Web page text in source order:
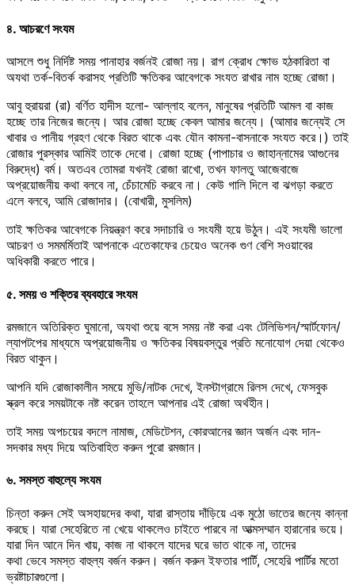
৪. আচরণে সংযম
আসলে শুধু নির্দিষ্ট সময় পানাহার বর্জনই রোজা নয়। রাগ ক্রোধ ক্ষোভ হঠকারিতা বা
অযথা তর্ক-বিতর্ক করাসহ প্রতিটি ক্ষতিকর আবেগকে সংযত রাখার নাম হচ্ছে রোজা।
আবু হুরায়রা (রা) বর্ণিত হাদীস হলো- আল্লাহ বলেন, মানুষের প্রতিটি আমল বা কাজ
হচ্ছে তার নিজের জন্যে। আর রোজা হচ্ছে কেবল আমার জন্যে। (আমার জন্যেই সে
খাবার ও পানীয় গ্রহণ থেকে বিরত থাকে এবং যৌন কামনা-বাসনাকে সংযত করে।) তাই
রোজার পুরস্কার আমিই তাকে দেবো। রোজা হচ্ছে (পাপাচার ও জাহান্নামের আগুনের
বিরুদ্ধে) বর্ম। অতএব তোমরা যখনই রোজা রাখো, তখন ফালতু আজেবাজে
অপ্রয়োজনীয় কথা বলবে না, চেঁচামেচি করবে না। কেউ গালি দিলে বা ঝগড়া করতে
এলে বলবে, আমি রোজাদার। (বোখারী, মুসলিম)
তাই ক্ষতিকর আবেগকে নিয়ন্ত্রণ করে সদাচারি ও সংযমী হয়ে উঠুন। এই সংযমী ভালো
আচরণ ও সমমর্মিতাই আপনাকে এতেকাফের চেয়েও অনেক গুণ বেশি সওয়াবের
অধিকারী করতে পারে।
৫. সময় ও শক্তির ব্যবহারে সংযম
রমজানে অতিরিক্ত ঘুমানো, অযথা শুয়ে বসে সময় নষ্ট করা এবং টেলিভিশন/স্মার্টফোন/
ল্যাপটপের মাধ্যমে অপ্রয়োজনীয় ও ক্ষতিকর বিষয়বস্তুর প্রতি মনোযোগ দেয়া থেকেও
বিরত থাকুন।
আপনি যদি রোজাকালীন সময়ে মুভি/নাটক দেখে, ইনস্টাগ্রামে রিলস দেখে, ফেসবুক
স্ক্রল করে সময়টাকে নষ্ট করেন তাহলে আপনার এই রোজা অর্থহীন।
তাই সময় অপচয়ের বদলে নামাজ, মেডিটেশন, কোরআনের জ্ঞান অর্জন এবং দান-
সদকার মধ্য দিয়ে অতিবাহিত করুন পুরো রমজান।
৬. সমস্ত বাহুল্যে সংযম
চিন্তা করুন সেই অসহায়দের কথা, যারা রাস্তায় দাঁড়িয়ে এক মুঠো ভাতের জন্যে কান্না
করছে। যারা সেহেরিতে না খেয়ে থাকলেও চাইতে পারবে না আত্মসম্মান হারানোর ভয়ে।
যারা দিন আনে দিন খায়, কাজ না থাকলে যাদের ঘরে ভাত থাকে না, তাদের
কথা ভেবে সমস্ত বাহুল্য বর্জন করুন। বর্জন করুন ইফতার পার্টি, সেহেরি পার্টির মতো
ভ্রষ্টাচারগুলো।